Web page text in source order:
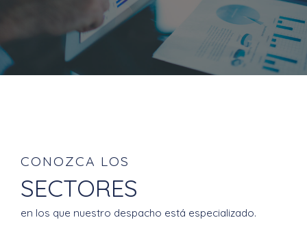
CONOZCA LOS
SECTORES
en los que nuestro despacho está especializado.